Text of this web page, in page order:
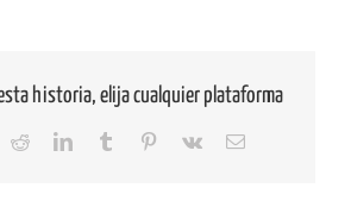
historia, elija cualquier plataforma
RedditLinkedInTumblr Pinterest
Vk
Correo